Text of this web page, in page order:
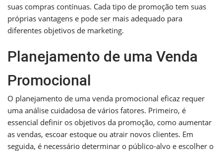
suas compras contínuas. Cada tipo de promoção tem suas
próprias vantagens e pode ser mais adequado para
diferentes objetivos de marketing.
Planejamento de uma Venda
Promocional
O planejamento de uma venda promocional eficaz requer
uma análise cuidadosa de vários fatores. Primeiro, é
essencial definir os objetivos da promoção, como aumentar
as vendas, escoar estoque ou atrair novos clientes. Em
seguida, é necessário determinar o público-alvo e escolher o